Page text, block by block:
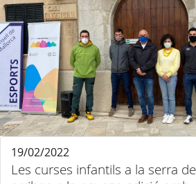
Les curses infantils a la serra
19/02/2022